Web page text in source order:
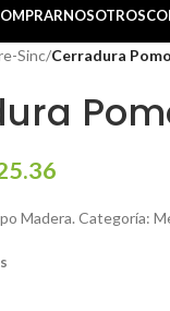
NOSOTROS
Sinc/Cerradura
Madera. Categoría: